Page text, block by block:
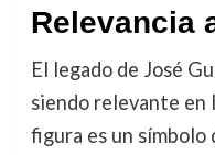
Relevancia
El legado de José
siendo relevante en
figura es un símbolo